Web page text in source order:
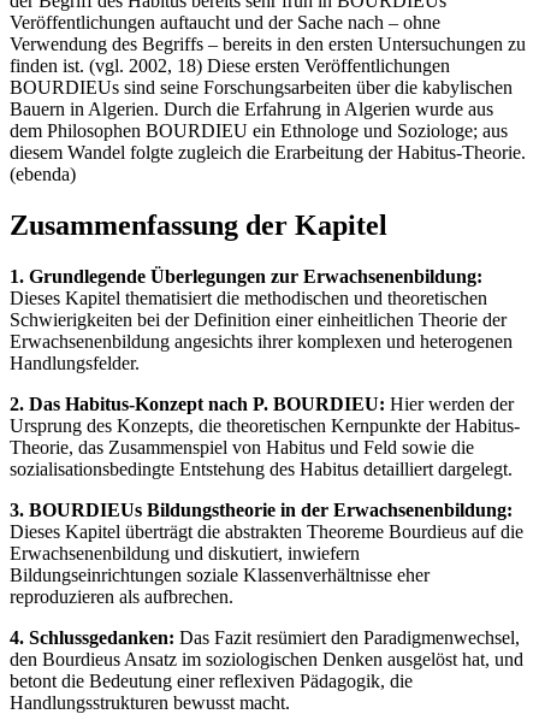
Veröffentlichungen auftaucht und der Sache nach – ohne
Verwendung des Begriffs – bereits in den ersten Untersuchungen zu
finden ist. (vgl. 2002, 18) Diese ersten Veröffentlichungen
BOURDIEUs sind seine Forschungsarbeiten über die kabylischen
Bauern in Algerien. Durch die Erfahrung in Algerien wurde aus
dem Philosophen BOURDIEU ein Ethnologe und Soziologe; aus
diesem Wandel folgte zugleich die Erarbeitung der Habitus-Theorie.
(ebenda)
Zusammenfassung der Kapitel
1. Grundlegende Überlegungen zur Erwachsenenbildung:
Dieses Kapitel thematisiert die methodischen und theoretischen
Schwierigkeiten bei der Definition einer einheitlichen Theorie der
Erwachsenenbildung angesichts ihrer komplexen und heterogenen
Handlungsfelder.
2. Das Habitus-Konzept nach P. BOURDIEU: Hier werden der
Ursprung des Konzepts, die theoretischen Kernpunkte der Habitus-
Theorie, das Zusammenspiel von Habitus und Feld sowie die
sozialisationsbedingte Entstehung des Habitus detailliert dargelegt.
3. BOURDIEUs Bildungstheorie in der Erwachsenenbildung:
Dieses Kapitel überträgt die abstrakten Theoreme Bourdieus auf die
Erwachsenenbildung und diskutiert, inwiefern
Bildungseinrichtungen soziale Klassenverhältnisse eher
reproduzieren als aufbrechen.
4. Schlussgedanken: Das Fazit resümiert den Paradigmenwechsel,
den Bourdieus Ansatz im soziologischen Denken ausgelöst hat, und
betont die Bedeutung einer reflexiven Pädagogik, die
Handlungsstrukturen bewusst macht.